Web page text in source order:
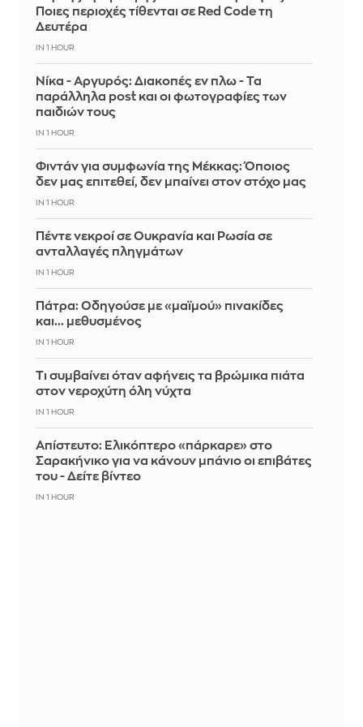
Ποιες περιοχές τίθενται σε Red Code τη
Δευτέρα
IN 1 HOUR
Νίκα - Αργυρός: Διακοπές εν πλω - Τα
παράλληλα post και οι φωτογραφίες των
παιδιών τους
IN 1 HOUR
Φιντάν για συμφωνία της Μέκκας: Όποιος
δεν μας επιτεθεί, δεν μπαίνει στον στόχο μας
IN 1 HOUR
Πέντε νεκροί σε Ουκρανία και Ρωσία σε
ανταλλαγές πληγμάτων
IN 1 HOUR
Πάτρα: Οδηγούσε με «μαϊμού» πινακίδες
και... μεθυσμένος
IN 1 HOUR
Τι συμβαίνει όταν αφήνεις τα βρώμικα πιάτα
στον νεροχύτη όλη νύχτα
IN 1 HOUR
Απίστευτο: Ελικόπτερο «πάρκαρε» στο
Σαρακήνικο για να κάνουν μπάνιο οι επιβάτες
του - Δείτε βίντεο
IN 1 HOUR